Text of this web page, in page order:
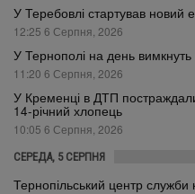
У Теребовлі стартував новий
12:25 6 Серпня, 2026
У Тернополі на день
11:20 6 Серпня, 2026
У Кременці в ДТП
14-річний хлопець
10:05 6 Серпня, 2026
СЕРЕДА, 5 СЕРПНЯ
Тернопільський центр